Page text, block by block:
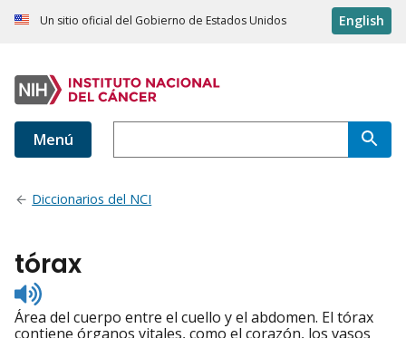
Un sitio oficial del Gobierno de Estados Unidos English
Menú
Diccionarios del NCI
tórax
Listen
to
pronunciation
Área del cuerpo entre el cuello y el abdomen. El tórax
contiene órganos vitales, como el corazón, los vasos